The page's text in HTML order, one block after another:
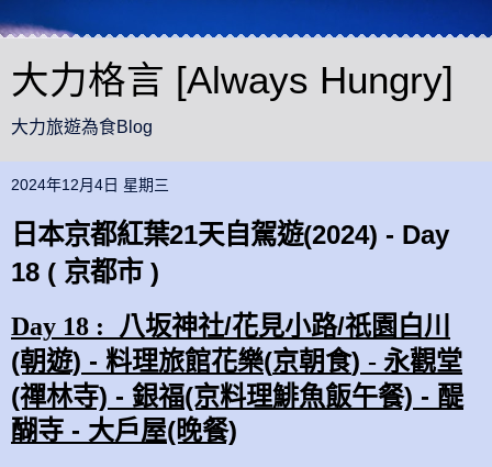
大力格言 [Always Hungry]
大力旅遊為食Blog
2024年12月4日 星期三
日本京都紅葉21天自駕遊(2024) - Day
18 ( 京都市 )
Day 18 :
八坂神社/花見小路/祇園白川
(朝遊) - 料理旅館花樂(京朝食) - 永觀堂
(禪林寺) - 銀福(京料理鯡魚飯午餐) - 醍
醐寺 - 大戶屋(晚餐)